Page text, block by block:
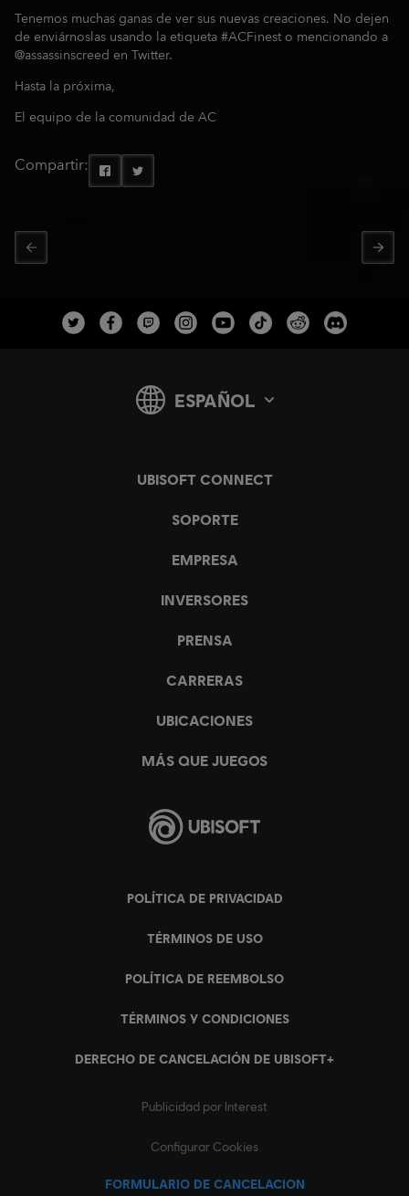
Tenemos muchas ganas de ver sus nuevas creaciones. No dejen
de enviárnoslas usando la etiqueta #ACFinest o mencionando a
@assassinscreed en Twitter.
Hasta la próxima,
El equipo de la comunidad de AC
Compartir: